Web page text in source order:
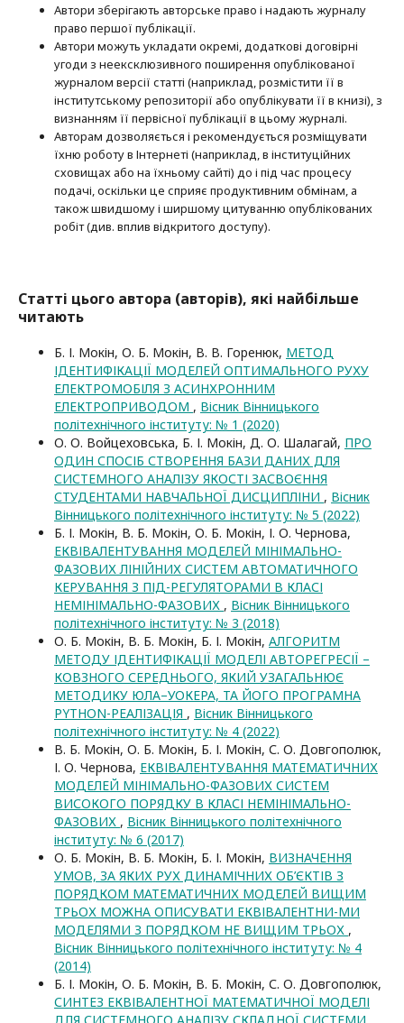
Автори зберігають авторське право і надають журналу
право першої публі­кації.
Автори можуть укладати окремі, додат­кові договірні
угоди з неексклюзив­ного поширення опублікованої
журналом версії статті (наприклад, розмістити її в
інститутському репозиторії або опубліку­вати її в книзі), з
визнанням її первісної публікації в цьому журналі.
Авторам дозволяється і рекомендується розміщувати
їхню роботу в Інтернеті (наприклад, в інституційних
сховищах або на їхньому сайті) до і під час процесу
подачі, оскільки це сприяє продуктивним обмінам, а
також швидшому і ширшому цитуванню опубліко­ва­них
робіт (див. вплив відкритого доступу).
Статті цього автора (авторів), які найбільше
читають
Б. І. Мокін, О. Б. Мокін, В. В. Горенюк, МЕТОД
ІДЕНТИФІКАЦІЇ МОДЕЛЕЙ ОПТИМАЛЬНОГО РУХУ
ЕЛЕКТРОМОБІЛЯ З АСИНХРОННИМ
ЕЛЕКТРОПРИВОДОМ , Вісник Вінницького
політехнічного інституту: № 1 (2020)
О. О. Войцеховська, Б. І. Мокін, Д. О. Шалагай, ПРО
ОДИН СПОСІБ СТВОРЕННЯ БАЗИ ДАНИХ ДЛЯ
СИСТЕМНОГО АНАЛІЗУ ЯКОСТІ ЗАСВОЄННЯ
СТУДЕНТАМИ НАВЧАЛЬНОЇ ДИСЦИПЛІНИ , Вісник
Вінницького політехнічного інституту: № 5 (2022)
Б. І. Мокін, В. Б. Мокін, О. Б. Мокін, І. О. Чернова,
ЕКВІВАЛЕНТУВАННЯ МОДЕЛЕЙ МІНІМАЛЬНО-
ФАЗОВИХ ЛІНІЙНИХ СИСТЕМ АВТОМАТИЧНОГО
КЕРУВАННЯ З ПІД-РЕГУЛЯТОРАМИ В КЛАСІ
НЕМІНІМАЛЬНО-ФАЗОВИХ , Вісник Вінницького
політехнічного інституту: № 3 (2018)
О. Б. Мокін, В. Б. Мокін, Б. І. Мокін, АЛГОРИТМ
МЕТОДУ ІДЕНТИФІКАЦІЇ МОДЕЛІ АВТОРЕГРЕСІЇ –
КОВЗНОГО СЕРЕДНЬОГО, ЯКИЙ УЗАГАЛЬНЮЄ
МЕТОДИКУ ЮЛА–УОКЕРА, ТА ЙОГО ПРОГРАМНА
PYTHON-РЕАЛІЗАЦІЯ , Вісник Вінницького
політехнічного інституту: № 4 (2022)
В. Б. Мокін, О. Б. Мокін, Б. І. Мокін, С. О. Довгополюк,
І. О. Чернова, ЕКВІВАЛЕНТУВАННЯ МАТЕМАТИЧНИХ
МОДЕЛЕЙ МІНІМАЛЬНО-ФАЗОВИХ СИСТЕМ
ВИСОКОГО ПОРЯДКУ В КЛАСІ НЕМІНІМАЛЬНО-
ФАЗОВИХ , Вісник Вінницького політехнічного
інституту: № 6 (2017)
О. Б. Мокін, В. Б. Мокін, Б. І. Мокін, ВИЗНАЧЕННЯ
УМОВ, ЗА ЯКИХ РУХ ДИНАМІЧНИХ ОБ’ЄКТІВ З
ПОРЯДКОМ МАТЕМАТИЧНИХ МОДЕЛЕЙ ВИЩИМ
ТРЬОХ МОЖНА ОПИСУВАТИ ЕКВІВАЛЕНТНИ-МИ
МОДЕЛЯМИ З ПОРЯДКОМ НЕ ВИЩИМ ТРЬОХ ,
Вісник Вінницького політехнічного інституту: № 4
(2014)
Б. І. Мокін, О. Б. Мокін, В. Б. Мокін, С. О. Довгополюк,
СИНТЕЗ ЕКВІВАЛЕНТНОЇ МАТЕМАТИЧНОЇ МОДЕЛІ
ДЛЯ СИСТЕМНОГО АНАЛІЗУ СКЛАДНОЇ СИСТЕМИ